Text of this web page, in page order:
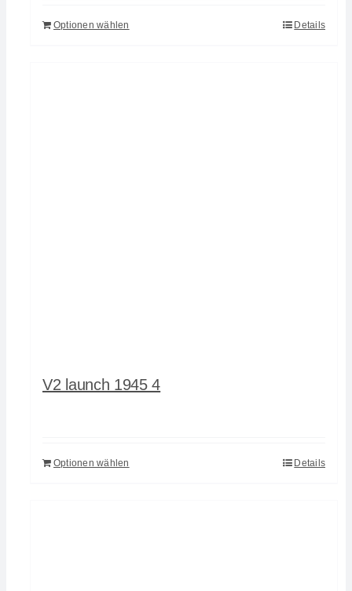
Optionen wählen Details
V2 launch 1945 4
Optionen wählen Details